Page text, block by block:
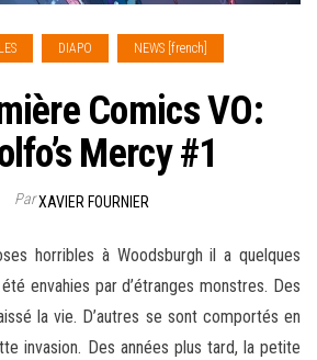
DIAPO NEWS [french]
Comics VO:
Mercy #1
ParXAVIER FOURNIER
horribles à Woodsburgh il a quelques
envahies par d’étranges monstres. Des
la vie. D’autres se sont comportés en
invasion. Des années plus tard, la petite